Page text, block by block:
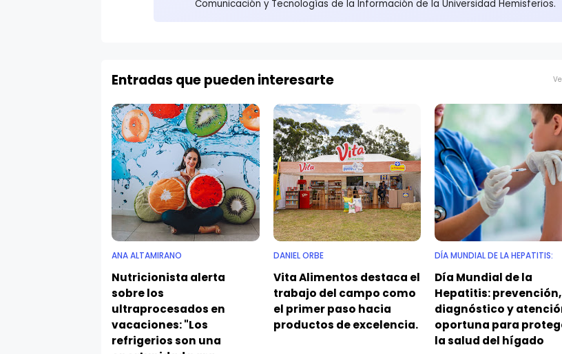
Comunicación y Tecnologías de la Información de la Universidad Hemisferios.
Entradas que pueden interesarte
ANA ALTAMIRANO
Nutricionista alerta
sobre los
ultraprocesados en
vacaciones: "Los
refrigerios son una
DANIEL ORBE
Vita Alimentos destaca el
trabajo del campo como
el primer paso hacia
productos de excelencia.
DÍA MUNDIAL DE LA HEPATITIS:
Día Mundial de la
Hepatitis: prevención,
diagnóstico y
oportuna para
la salud del hígado